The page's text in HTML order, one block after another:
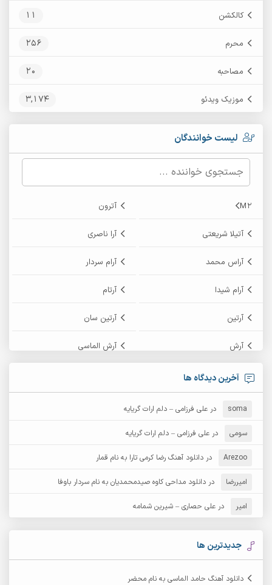
کالکشن 11
محرم 256
مصاحبه 20
موزیک ویدئو 3,174
لیست خوانندگان
M2 آترون
آتیلا شریعتی آرا ناصری
آراس محمد آرام سردار
آرام شیدا آرتام
آرتین آرتین سان
آرش آرش الماسی
آرش امامی
آرش عثمان
آرش مبهم آرش مستشیری
آرش مهرابی آرش نظری
آرشام
آرکاداش
آخرین دیدگاه ها
soma در علی فرزامی – دلم ارات گریایه
سومی در علی فرزامی – دلم ارات گریایه
Arezoo در دانلود آهنگ رضا کرمی تارا به نام قمار
امیررضا در دانلود مداحی کاوه صیدمحمدیان به نام سردار باوفا
امیر در علی حصاری – شیرین شمامه
جدیدترین ها
دانلود آهنگ حامد الماسی به نام محضر